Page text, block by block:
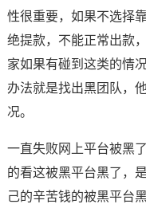
性很重要，如果不选择
绝提款，不能正常出款
家如果有碰到这类的情
办法就是找出黑团队，
况。
一直失败网上平台被黑
的看这被黑平台黑了，
己的辛苦钱的被黑平台